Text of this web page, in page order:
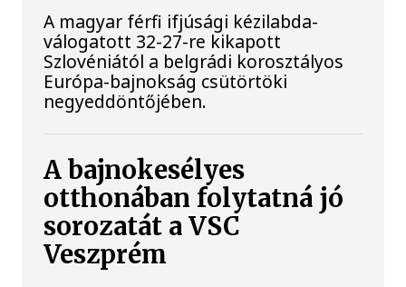
A magyar férfi ifjúsági kézilabda-
válogatott 32-27-re kikapott
Szlovéniától a belgrádi korosztályos
Európa-bajnokság csütörtöki
negyeddöntőjében.
A bajnokesélyes
otthonában folytatná jó
sorozatát a VSC
Veszprém